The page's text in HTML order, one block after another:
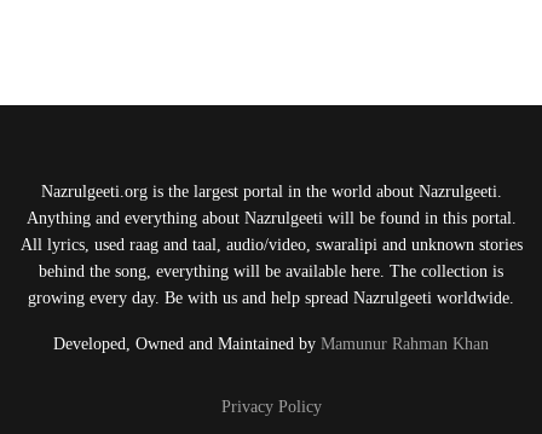
Nazrulgeeti.org is the largest portal in the world about Nazrulgeeti.
Anything and everything about Nazrulgeeti will be found in this portal.
All lyrics, used raag and taal, audio/video, swaralipi and unknown stories
behind the song, everything will be available here. The collection is
growing every day. Be with us and help spread Nazrulgeeti worldwide.
Developed, Owned and Maintained by Mamunur Rahman Khan
Privacy Policy